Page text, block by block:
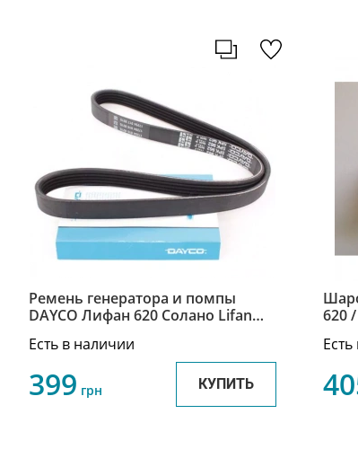
Ремень генератора и помпы
DAYCO Лифан 620 Солано Lifan
Есть в наличии
399 грн КУПИТЬ